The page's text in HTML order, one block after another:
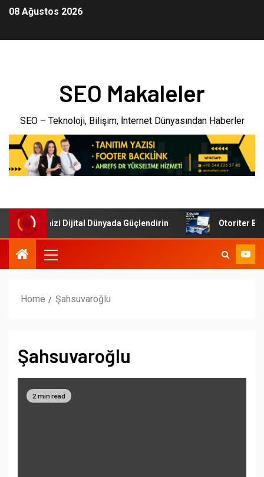
08 Ağustos 2026
SEO Makaleler
SEO – Teknoloji, Bilişim, İnternet Dünyasından Haberler
İşletmenizi Dijital Dünyada Güçlendirin Otoriter
Home Şahsuvaroğlu
Şahsuvaroğlu
2 min read